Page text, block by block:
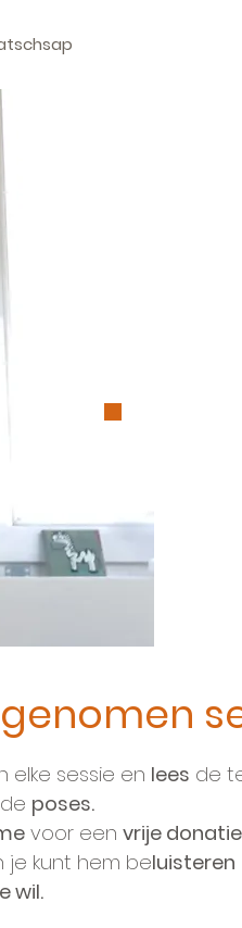
elke sessie en lees de
poses.
voor een vrije
je kunt hem beluisteren
wil.